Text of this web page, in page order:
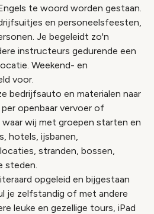
te woord worden gestaan.
en personeelsfeesten,
Je begeleidt zo'n
instructeurs gedurende een
Weekend- en
voor.
bedrijfsauto en materialen naar
openbaar vervoer of
wij met groepen starten en
hotels, ijsbanen,
stranden, bossen,
steden.
opgeleid en bijgestaan
je zelfstandig of met andere
leuke en gezellige tours, iPad